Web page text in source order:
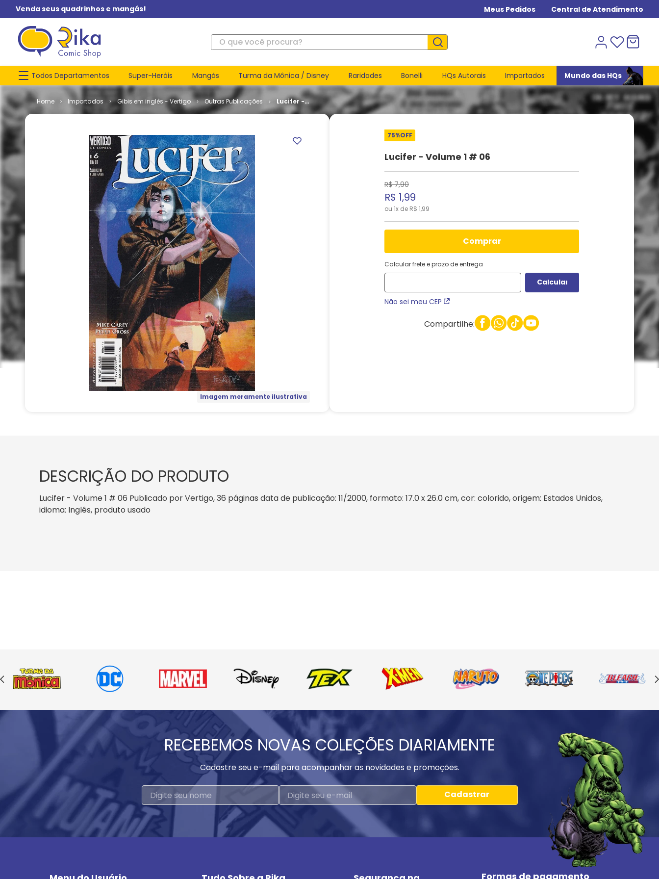
Venda seus quadrinhos e mangás! Meus Pedidos Central de Atendimento
O que você procura?
Todos Departamentos Super-Heróis Mangás Turma da Mônica / Disney Raridades Bonelli HQs Autorais Importados Mundo das HQs
Importados Gibis em inglês - Vertigo Outras Publicações
Lucifer -
Volume 1 #
Imagem meramente ilustrativa
75%OFF
Lucifer - Volume 1 # 06
R$ 7,90
R$ 1,99
ou 1x de R$ 1,99
comprar
Calcular frete e prazo de entrega
Não sei meu CEP
Compartilhe:
DESCRIÇÃO DO PRODUTO
Lucifer - Volume 1 # 06 Publicado por Vertigo, 36 páginas data de publicação: 11/2000, formato: 17.0 x 26.0 cm, cor: colorido, origem: Estados Unidos,
idioma: Inglês, produto usado
RECEBEMOS NOVAS COLEÇÕES DIARIAMENTE
Cadastre seu e-mail para acompanhar as novidades e promoções.
Cadastrar
Formas de pagamento